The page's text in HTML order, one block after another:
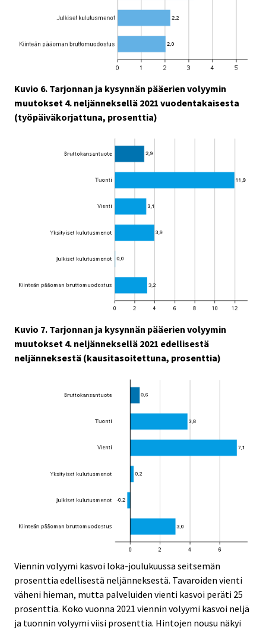
Kuvio 6. Tarjonnan ja kysynnän pääerien volyymin
muutokset 4. neljänneksellä 2021 vuodentakaisesta
(työpäiväkorjattuna, prosenttia)
Kuvio 7. Tarjonnan ja kysynnän pääerien volyymin
muutokset 4. neljänneksellä 2021 edellisestä
neljänneksestä (kausitasoitettuna, prosenttia)
Viennin volyymi kasvoi loka-joulukuussa seitsemän
prosenttia edellisestä neljänneksestä. Tavaroiden vienti
väheni hieman, mutta palveluiden vienti kasvoi peräti 25
prosenttia. Koko vuonna 2021 viennin volyymi kasvoi neljä
ja tuonnin volyymi viisi prosenttia. Hintojen nousu näkyi